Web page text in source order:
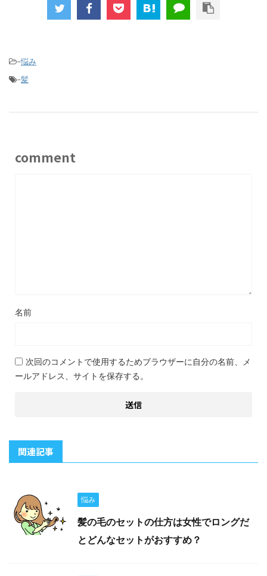
-悩み
-髪
comment
名前
次回のコメントで使用するためブラウザーに自分の名前、メ
ールアドレス、サイトを保存する。
関連記事
悩み
髪の毛のセットの仕方は女性でロングだ
とどんなセットがおすすめ？